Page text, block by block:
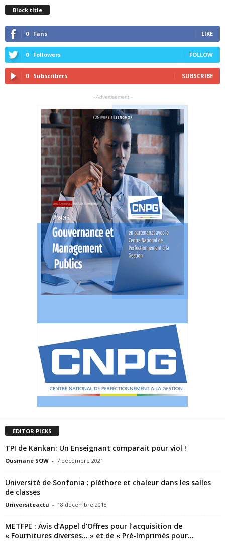
Block title
0 Fans LIKE
0 Followers FOLLOW
0 Subscribers SUBSCRIBE
- Advertisement -
EDITOR PICKS
TPI de Kankan: Un Enseignant comparait pour viol !
Ousmane SOW - 7 décembre 2021
Université de Sonfonia : pléthore et chaleur dans les salles
de classes
Universiteactu - 18 décembre 2018
METFPE : Avis d’Appel d’Offres pour l’acquisition de
« Fournitures diverses… » et de « Pré-Imprimés pour...